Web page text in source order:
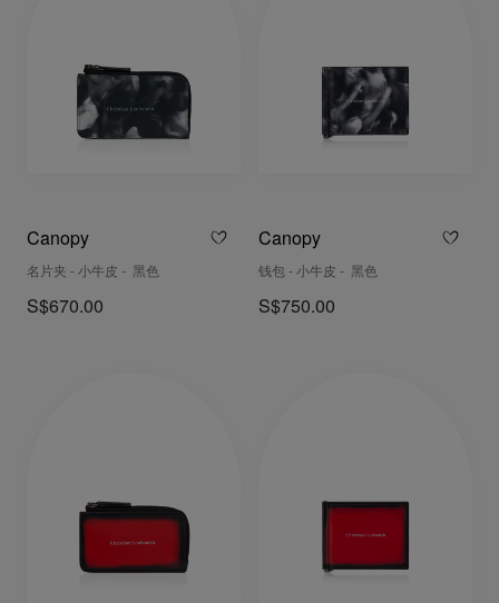
Canopy
名片夹 - 小牛皮 - 黑色
S$670.00
Canopy
钱包 - 小牛皮 - 黑色
S$750.00